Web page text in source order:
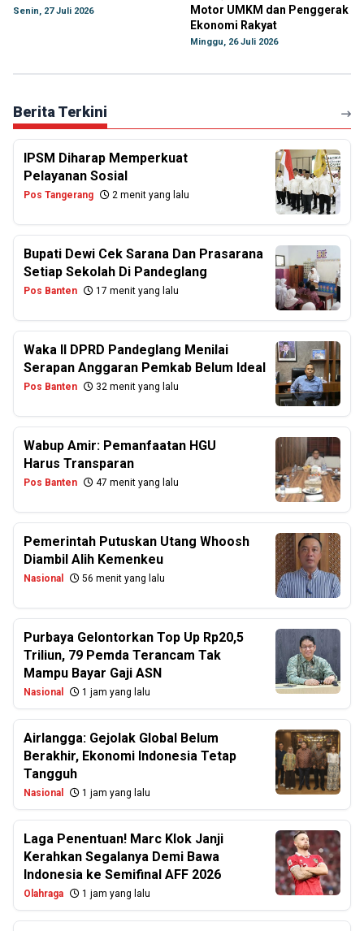
Senin, 27 Juli 2026
Motor UMKM dan Penggerak
Ekonomi Rakyat
Minggu, 26 Juli 2026
Berita Terkini
IPSM Diharap Memperkuat
Pelayanan Sosial
Pos Tangerang 2 menit yang lalu
Bupati Dewi Cek Sarana Dan Prasarana
Setiap Sekolah Di Pandeglang
Pos Banten 17 menit yang lalu
Waka II DPRD Pandeglang Menilai
Serapan Anggaran Pemkab Belum Ideal
Pos Banten 32 menit yang lalu
Wabup Amir: Pemanfaatan HGU
Harus Transparan
Pos Banten 47 menit yang lalu
Pemerintah Putuskan Utang Whoosh
Diambil Alih Kemenkeu
Nasional 56 menit yang lalu
Purbaya Gelontorkan Top Up Rp20,5
Triliun, 79 Pemda Terancam Tak
Mampu Bayar Gaji ASN
Nasional 1 jam yang lalu
Airlangga: Gejolak Global Belum
Berakhir, Ekonomi Indonesia Tetap
Tangguh
Nasional 1 jam yang lalu
Laga Penentuan! Marc Klok Janji
Kerahkan Segalanya Demi Bawa
Indonesia ke Semifinal AFF 2026
Olahraga 1 jam yang lalu